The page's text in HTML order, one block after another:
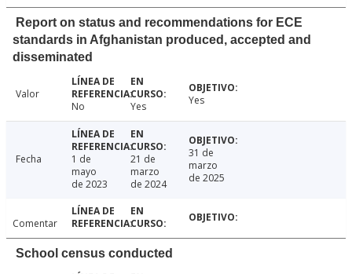
Report on status and recommendations for ECE
standards in Afghanistan produced, accepted and
disseminated
Valor
No
Yes Yes
Fecha
1 de
mayo
de 2023
21 de
marzo
de 2024
31 de
marzo
de 2025
Comentar
School census conducted